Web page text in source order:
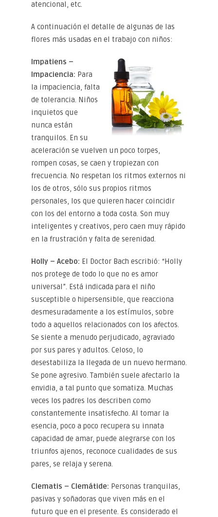
atencional, etc.
A continuación el detalle de algunas de las
flores más usadas en el trabajo con niños:
Impatiens –
Impaciencia: Para
la impaciencia, falta
de tolerancia. Niños
inquietos que
nunca están
tranquilos. En su
aceleración se vuelven un poco torpes,
rompen cosas, se caen y tropiezan con
frecuencia. No respetan los ritmos externos ni
los de otros, sólo sus propios ritmos
personales, los que quieren hacer coincidir
con los del entorno a toda costa. Son muy
inteligentes y creativos, pero caen muy rápido
en la frustración y falta de serenidad.
Holly – Acebo: El Doctor Bach escribió: “Holly
nos protege de todo lo que no es amor
universal”. Está indicada para el niño
susceptible o hipersensible, que reacciona
desmesuradamente a los estímulos, sobre
todo a aquellos relacionados con los afectos.
Se siente a menudo perjudicado, agraviado
por sus pares y adultos. Celoso, lo
desestabiliza la llegada de un nuevo hermano.
Se pone agresivo. También suele afectarlo la
envidia, a tal punto que somatiza. Muchas
veces los padres los describen como
constantemente insatisfecho. Al tomar la
esencia, poco a poco recupera su innata
capacidad de amar, puede alegrarse con los
triunfos ajenos, reconoce cualidades de sus
pares, se relaja y serena.
Clematis – Clemátide: Personas tranquilas,
pasivas y soñadoras que viven más en el
futuro que en el presente. Es considerado el